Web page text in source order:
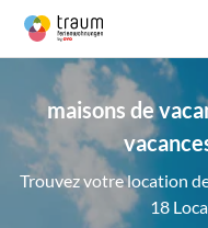
maisons de
Trouvez votre location
18